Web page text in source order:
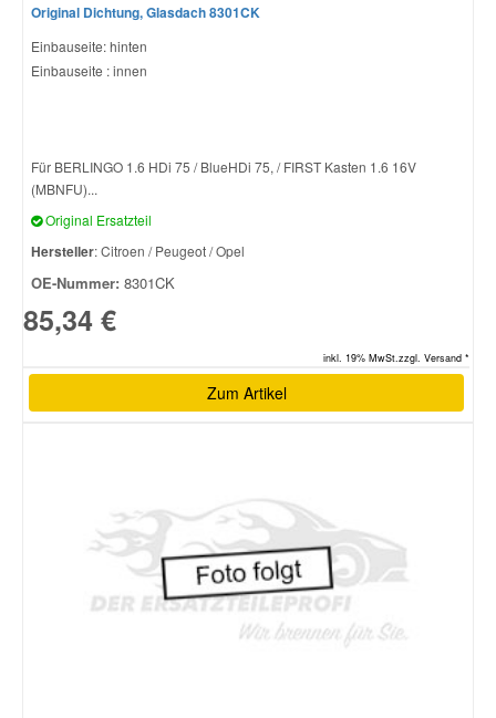
Original Dichtung, Glasdach 8301CK
Einbauseite: hinten
Einbauseite : innen
Für BERLINGO 1.6 HDi 75 / BlueHDi 75, / FIRST Kasten 1.6 16V
(MBNFU)...
Original Ersatzteil
Hersteller: Citroen / Peugeot / Opel
OE-Nummer: 8301CK
85,34 €
inkl. 19% MwSt.zzgl. Versand *
Zum Artikel
Nissan Ersatzteile
Skoda Ersatzteile
Smart Ersatzteile
Suzuki Ersatzteile
Volvo Ersatzteile